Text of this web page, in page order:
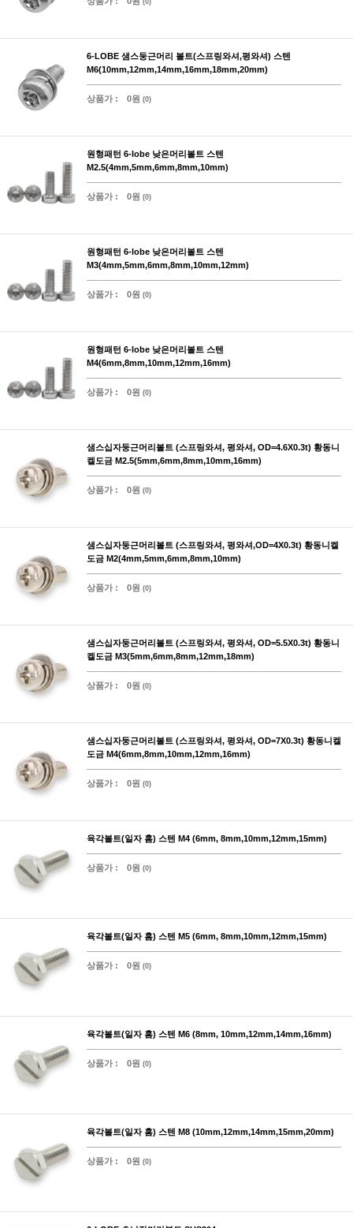
(0)
6-LOBE 샘스둥근머리 볼트(스프링와셔,평와셔) 스텐
M6(10mm,12mm,14mm,16mm,18mm,20mm)
상품가 : 0원 (0)
원형패턴 6-lobe 낮은머리볼트 스텐
M2.5(4mm,5mm,6mm,8mm,10mm)
상품가 : 0원 (0)
원형패턴 6-lobe 낮은머리볼트 스텐
M3(4mm,5mm,6mm,8mm,10mm,12mm)
상품가 : 0원 (0)
원형패턴 6-lobe 낮은머리볼트 스텐
M4(6mm,8mm,10mm,12mm,16mm)
상품가 : 0원 (0)
샘스십자둥근머리볼트 (스프링와셔, 평와셔, OD=4.6X0.3t) 황동니
켈도금 M2.5(5mm,6mm,8mm,10mm,16mm)
상품가 : 0원 (0)
샘스십자둥근머리볼트 (스프링와셔, 평와셔,OD=4X0.3t) 황동니켈
도금 M2(4mm,5mm,6mm,8mm,10mm)
상품가 : 0원 (0)
샘스십자둥근머리볼트 (스프링와셔, 평와셔, OD=5.5X0.3t) 황동니
켈도금 M3(5mm,6mm,8mm,12mm,18mm)
상품가 : 0원 (0)
샘스십자둥근머리볼트 (스프링와셔, 평와셔, OD=7X0.3t) 황동니켈
도금 M4(6mm,8mm,10mm,12mm,16mm)
상품가 : 0원 (0)
육각볼트(일자 홈) 스텐 M4 (6mm, 8mm,10mm,12mm,15mm)
상품가 : 0원 (0)
육각볼트(일자 홈) 스텐 M5 (6mm, 8mm,10mm,12mm,15mm)
상품가 : 0원 (0)
육각볼트(일자 홈) 스텐 M6 (8mm, 10mm,12mm,14mm,16mm)
상품가 : 0원 (0)
육각볼트(일자 홈) 스텐 M8 (10mm,12mm,14mm,15mm,20mm)
상품가 : 0원 (0)